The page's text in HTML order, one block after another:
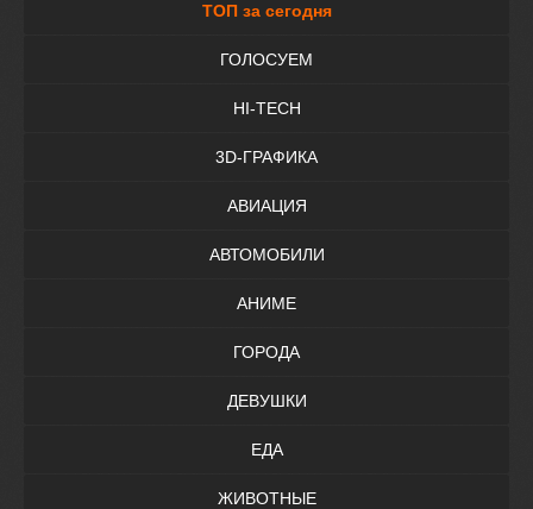
ТОП за сегодня
ГОЛОСУЕМ
HI-TECH
3D-ГРАФИКА
АВИАЦИЯ
АВТОМОБИЛИ
АНИМЕ
ГОРОДА
ДЕВУШКИ
ЕДА
ЖИВОТНЫЕ